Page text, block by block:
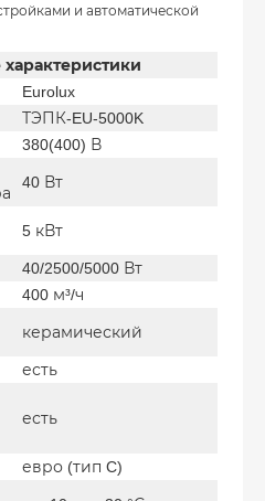
и автоматической
Eurolux
ТЭПК-EU-5000K
380(400) В
40 Вт
5 кВт
40/2500/5000 Вт
400 м³/ч
керамический
есть
есть
евро (тип C)